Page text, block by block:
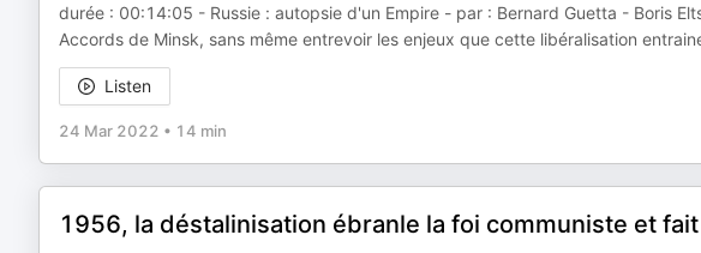
durée : 00:14:05 - Russie : autopsie d'un Empire - par : Bernard Guetta - Boris
Accords de Minsk, sans même entrevoir les enjeux que cette libéralisation
Listen
24 Mar 2022 • 14 min
1956, la déstalinisation ébranle la foi communiste et